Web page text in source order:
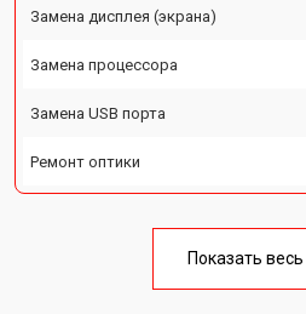
Замена дисплея (экрана)
Замена процессора
Замена USB порта
Ремонт оптики
Показать